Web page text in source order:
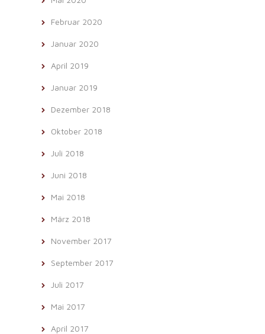
Februar 2020
Januar 2020
April 2019
Januar 2019
Dezember 2018
Oktober 2018
Juli 2018
Juni 2018
Mai 2018
März 2018
November 2017
September 2017
Juli 2017
Mai 2017
April 2017